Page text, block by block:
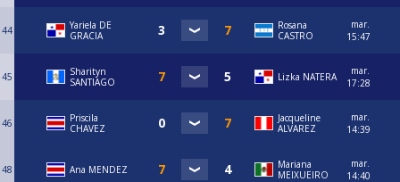
44
Yariela DE
GRACIA
Rosana
CASTRO
mar.
15:47
45
Sharityn
SANTIAGO
Lizka NATERA
mar.
17:28
46
Priscila
CHAVEZ
Jacqueline
ALVAREZ
mar.
14:39
48 Ana MENDEZ
Mariana
MEIXUEIRO
mar.
14:40